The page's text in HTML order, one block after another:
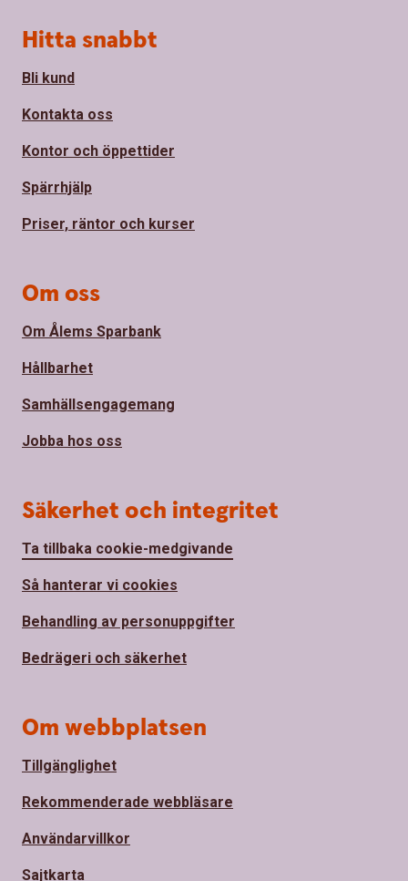
Sidfot
Hitta snabbt
Bli kund
Kontakta oss
Kontor och öppettider
Spärrhjälp
Priser, räntor och kurser
Om oss
Om Ålems Sparbank
Hållbarhet
Samhällsengagemang
Jobba hos oss
Säkerhet och integritet
Ta tillbaka cookie-medgivande
Så hanterar vi cookies
Behandling av personuppgifter
Bedrägeri och säkerhet
Om webbplatsen
Tillgänglighet
Rekommenderade webbläsare
Användarvillkor
Sajtkarta